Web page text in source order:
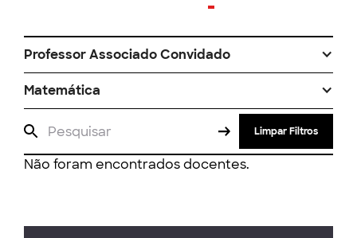
Professor Associado Convidado
Matemática
Limpar Filtros
Não foram encontrados docentes.